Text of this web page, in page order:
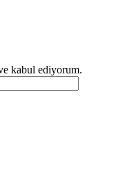
kabul ediyorum.